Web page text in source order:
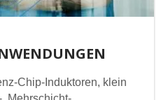
Chip-Induktoren, klein